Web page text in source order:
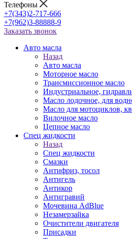
Телефоны
+7(343)2-717-666
+7(962)3-88888-9
Заказать звонок
Авто масла
Назад
Авто масла
Моторное масло
Трансмиссионное масло
Индустриальное,
Масло лодочное, для
Масло для мотоциклов,
Вилочное масло
Цепное масло
Спец жидкости
Назад
Спец жидкости
Смазки
Антифриз, тосол
Антигель
Антикор
Антигравий
Мочевина AdBlue
Незамерзайка
Очистители двигателя
Присадки